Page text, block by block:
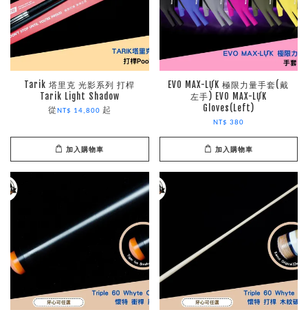
Tarik 塔里克 光影系列 打桿
Tarik Light Shadow
從 NT$ 14,800 起
加入購物車
EVO MAX-LỰK 極限力量手套(戴
左手) EVO MAX-LỰK
Gloves(Left)
NT$ 380
加入購物車